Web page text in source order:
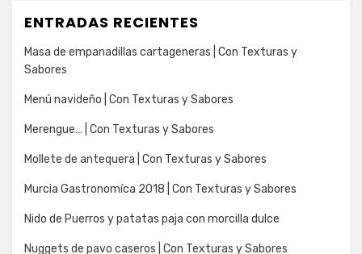
ENTRADAS RECIENTES
Masa de empanadillas cartageneras | Con Texturas y
Sabores
Menú navideño | Con Texturas y Sabores
Merengue… | Con Texturas y Sabores
Mollete de antequera | Con Texturas y Sabores
Murcia Gastronomíca 2018 | Con Texturas y Sabores
Nido de Puerros y patatas paja con morcilla dulce
Nuggets de pavo caseros | Con Texturas y Sabores